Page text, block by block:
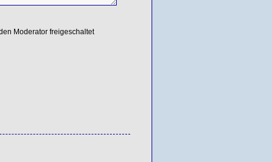
Moderator freigeschaltet